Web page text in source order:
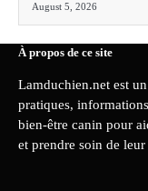
August 5, 2026
À propos de ce site
Lamduchien.net est
pratiques,
bien-être canin pour
et prendre soin de